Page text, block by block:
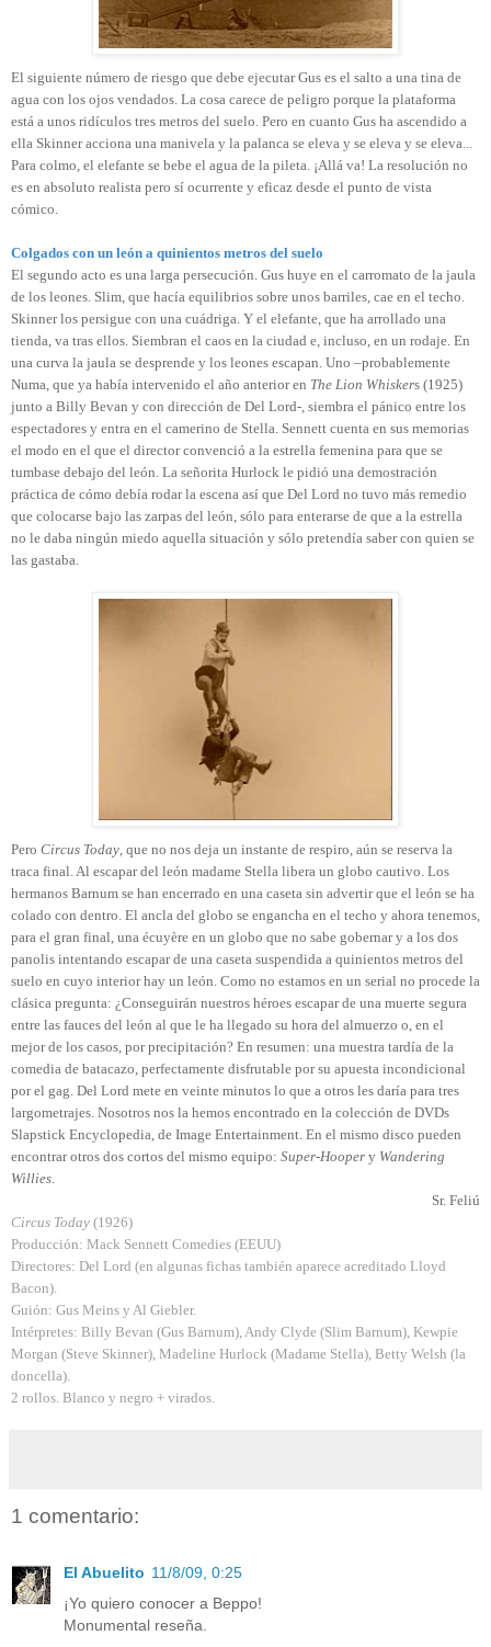
El siguiente número de riesgo que debe ejecutar Gus es el salto a una tina de
agua con los ojos vendados. La cosa carece de peligro porque la plataforma
está a unos ridículos tres metros del suelo. Pero en cuanto Gus ha ascendido a
ella Skinner acciona una manivela y la palanca se eleva y se eleva y se eleva...
Para colmo, el elefante se bebe el agua de la pileta. ¡Allá va! La resolución no
es en absoluto realista pero sí ocurrente y eficaz desde el punto de vista
cómico.
Colgados con un león a quinientos metros del suelo
El segundo acto es una larga persecución. Gus huye en el carromato de la jaula
de los leones. Slim, que hacía equilibrios sobre unos barriles, cae en el techo.
Skinner los persigue con una cuádriga. Y el elefante, que ha arrollado una
tienda, va tras ellos. Siembran el caos en la ciudad e, incluso, en un rodaje. En
una curva la jaula se desprende y los leones escapan. Uno –probablemente
Numa, que ya había intervenido el año anterior en The Lion Whiskers (1925)
junto a Billy Bevan y con dirección de Del Lord-, siembra el pánico entre los
espectadores y entra en el camerino de Stella. Sennett cuenta en sus memorias
el modo en el que el director convenció a la estrella femenina para que se
tumbase debajo del león. La señorita Hurlock le pidió una demostración
práctica de cómo debía rodar la escena así que Del Lord no tuvo más remedio
que colocarse bajo las zarpas del león, sólo para enterarse de que a la estrella
no le daba ningún miedo aquella situación y sólo pretendía saber con quien se
las gastaba.
Pero Circus Today , que no nos deja un instante de respiro, aún se reserva la
traca final. Al escapar del león madame Stella libera un globo cautivo. Los
hermanos Barnum se han encerrado en una caseta sin advertir que el león se ha
colado con dentro. El ancla del globo se engancha en el techo y ahora tenemos,
para el gran final, una écuyère en un globo que no sabe gobernar y a los dos
panolis intentando escapar de una caseta suspendida a quinientos metros del
suelo en cuyo interior hay un león. Como no estamos en un serial no procede la
clásica pregunta: ¿Conseguirán nuestros héroes escapar de una muerte segura
entre las fauces del león al que le ha llegado su hora del almuerzo o, en el
mejor de los casos, por precipitación? En resumen: una muestra tardía de la
comedia de batacazo, perfectamente disfrutable por su apuesta incondicional
por el gag. Del Lord mete en veinte minutos lo que a otros les daría para tres
largometrajes. Nosotros nos la hemos encontrado en la colección de DVDs
Slapstick Encyclopedia, de Image Entertainment. En el mismo disco pueden
encontrar otros dos cortos del mismo equipo: Super-Hooper y Wandering
Willies
Sr. Feliú
Circus Today (1926)
Producción: Mack Sennett Comedies (EEUU)
Directores: Del Lord (en algunas fichas también aparece acreditado Lloyd
Bacon).
Guión: Gus Meins y Al Giebler.
Intérpretes: Billy Bevan (Gus Barnum), Andy Clyde (Slim Barnum), Kewpie
Morgan (Steve Skinner), Madeline Hurlock (Madame Stella), Betty Welsh (la
doncella).
2 rollos. Blanco y negro + virados.
1 comentario:
El Abuelito 11/8/09, 0:25
¡Yo quiero conocer a Beppo!
Monumental reseña.